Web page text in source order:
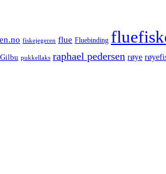
fiskejegeren flue Fluebinding
pukkellaks raphael pedersen røye